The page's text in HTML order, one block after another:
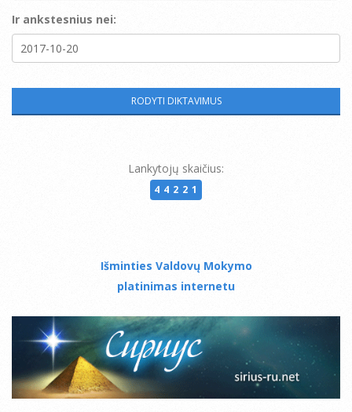
Ir ankstesnius nei:
Lankytojų skaičius:
44221
Išminties Valdovų Mokymo
platinimas internetu